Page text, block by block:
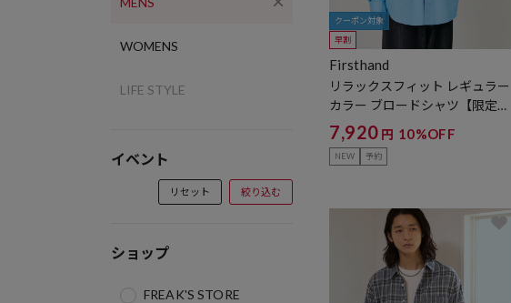
WOMENS
LIFE STYLE
イベント
リセット 絞り込む
ショップ
FREAK'S STORE
クーポン対象
早割
Firsthand
リラックスフィット レギュラー
カラー ブロードシャツ【限定展
開】
7,920 円 10%OFF
NEW 予約